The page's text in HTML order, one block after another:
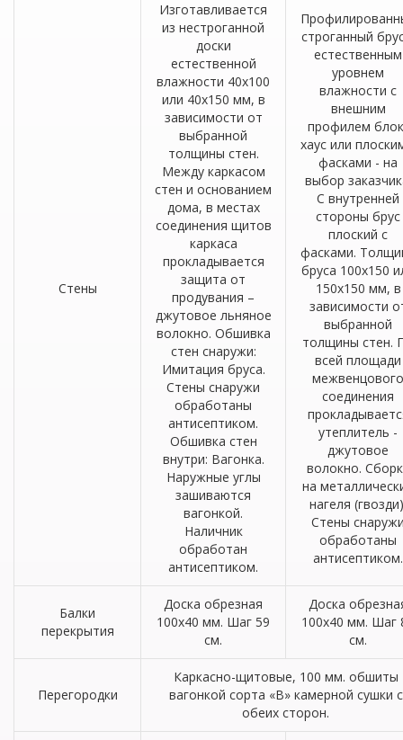
Стены
Изготавливается
из нестроганной
доски
естественной
влажности 40х100
или 40х150 мм, в
зависимости от
выбранной
толщины стен.
Между каркасом
стен и основанием
дома, в местах
соединения щитов
каркаса
прокладывается
защита от
продувания –
джутовое льняное
волокно. Обшивка
стен снаружи:
Имитация бруса.
Стены снаружи
обработаны
антисептиком.
Обшивка стен
внутри: Вагонка.
Наружные углы
зашиваются
вагонкой.
Наличник
обработан
антисептиком.
строганный
естественным
уровнем
влажности с
внешним
профилем
хаус или
фасками - на
выбор
С внутренней
стороны брус
плоский с
фасками.
бруса 100х150
150х150 мм, в
зависимости
выбранной
толщины стен.
всей площади
межвенцового
соединения
утеплитель -
джутовое
волокно.
на
нагеля
Стены
обработаны
антисептиком.
Балки
перекрытия
Доска обрезная
100х40 мм. Шаг 59
см.
Доска
100х40 мм. Шаг
см.
Перегородки
Каркасно-щитовые, 100 мм. обшиты
вагонкой сорта «В» камерной сушки с
обеих сторон.